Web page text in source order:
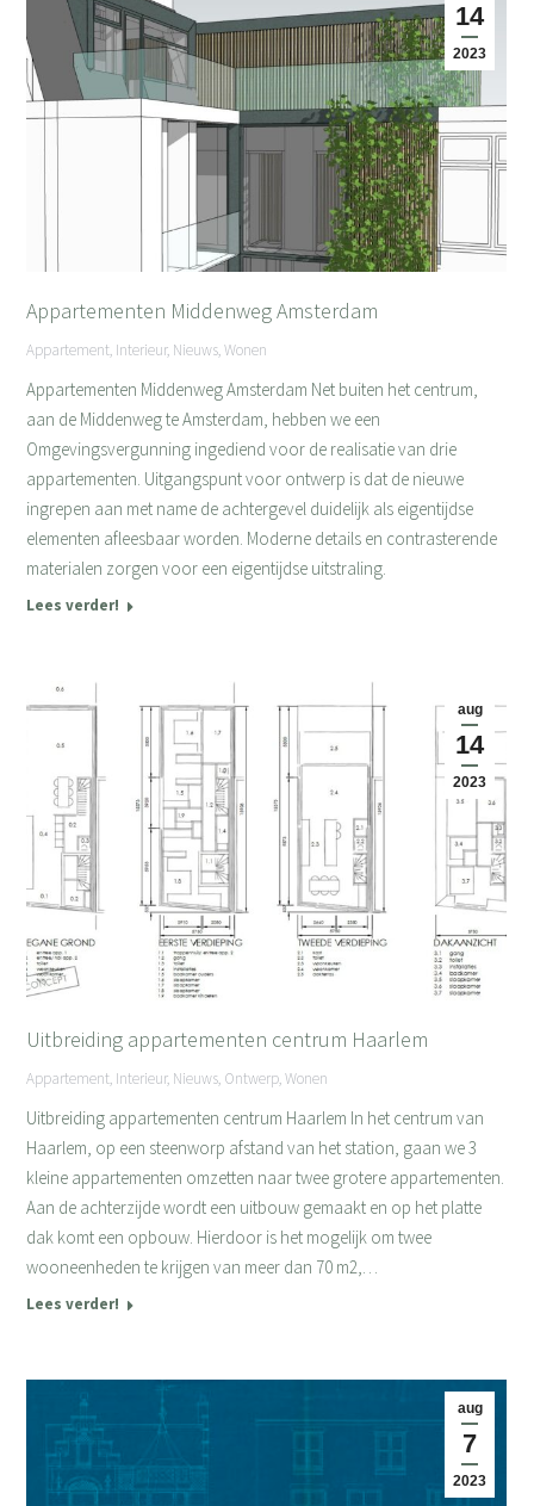
14
2023
Appartementen Middenweg Amsterdam
Appartement, Interieur, Nieuws,Wonen
Appartementen Middenweg Amsterdam Net buiten het centrum,
aan de Middenweg te Amsterdam, hebben we een
Omgevingsvergunning ingediend voor de realisatie van drie
appartementen. Uitgangspunt voor ontwerp is dat de nieuwe
ingrepen aan met name de achtergevel duidelijk als eigentijdse
elementen afleesbaar worden. Moderne details en contrasterende
materialen zorgen voor een eigentijdse uitstraling.
Lees verder!
aug
14
2023
Uitbreiding appartementen centrum Haarlem
Appartement, Interieur, Nieuws, Ontwerp,Wonen
Uitbreiding appartementen centrum Haarlem In het centrum van
Haarlem, op een steenworp afstand van het station, gaan we 3
kleine appartementen omzetten naar twee grotere appartementen.
Aan de achterzijde wordt een uitbouw gemaakt en op het platte
dak komt een opbouw. Hierdoor is het mogelijk om twee
wooneenheden te krijgen van meer dan 70 m2,…
Lees verder!
aug
7
2023